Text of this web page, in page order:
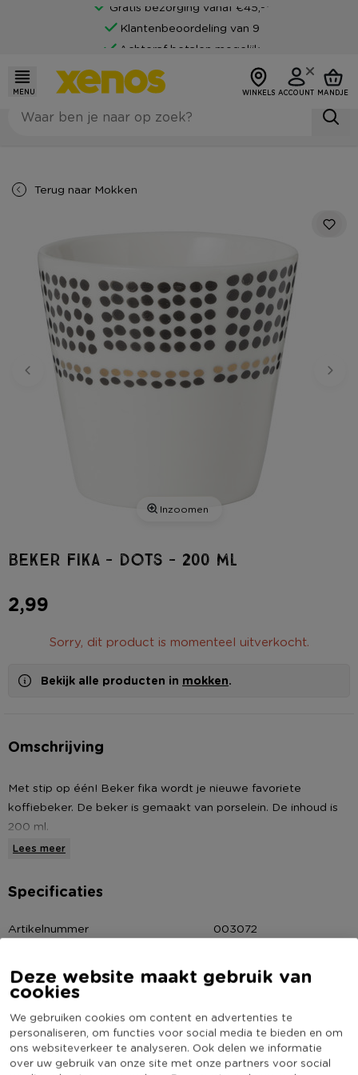
Deze website maakt gebruik van
cookies
We gebruiken cookies om content en advertenties te
personaliseren, om functies voor social media te bieden en om
ons websiteverkeer te analyseren. Ook delen we informatie
over uw gebruik van onze site met onze partners voor social
Gratis bezorging vanaf €45,-*
Klantenbeoordeling van 9
Achteraf betalen mogelijk
MENU WINKELS ACCOUNT MANDJE
Terug naar Mokken
Inzoomen
Beker Fika - dots - 200 ml
2,99
Sorry, dit product is momenteel uitverkocht.
Bekijk alle producten in mokken.
Omschrijving
Met stip op één! Beker fika wordt je nieuwe favoriete
koffiebeker. De beker is gemaakt van porselein. De inhoud is
200 ml.
Lees meer
Specificaties
Artikelnummer
003072
Materiaal
Porselein
Kleur
Inhoud in liter
0.2
Duurzaamheidsscore
(Nog) geen score
bekend